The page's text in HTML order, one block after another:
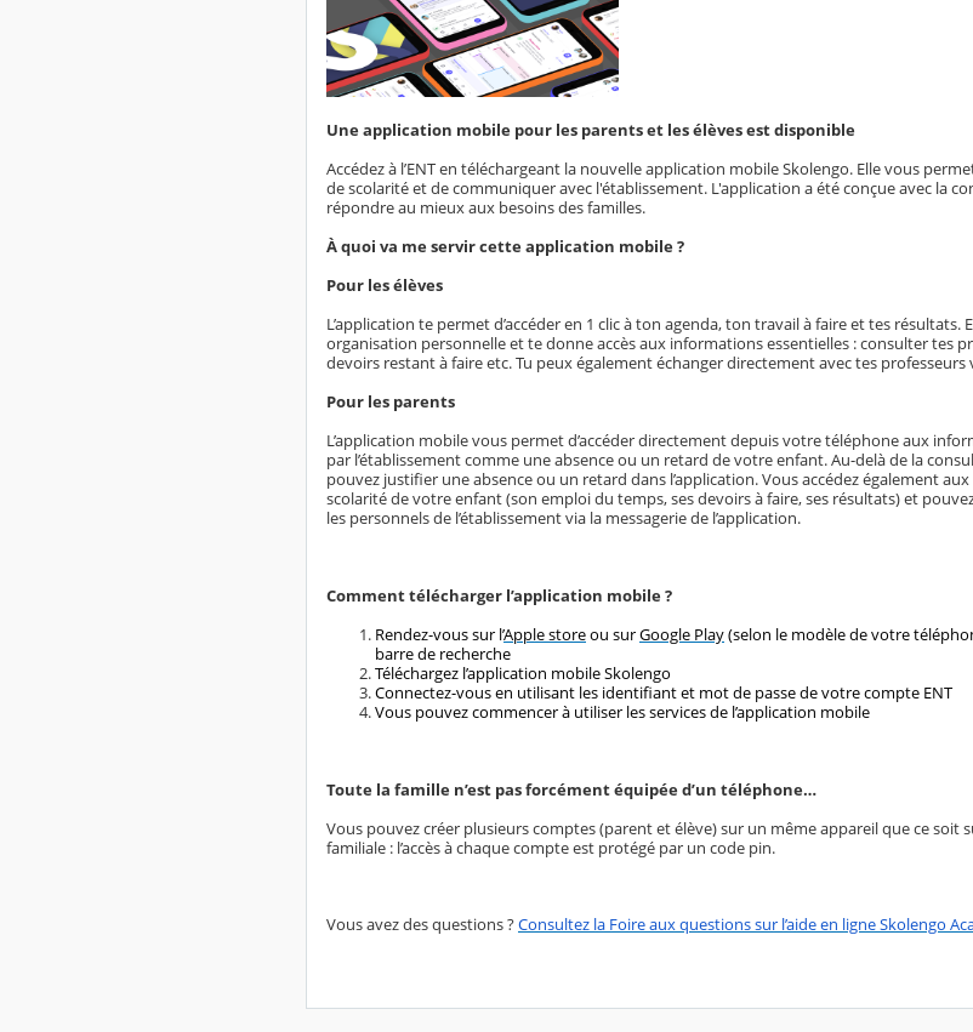
Une application mobile pour les parents et les élèves est disponible
Accédez à l’ENT en téléchargeant la nouvelle application mobile Skolengo. Elle vous
de scolarité et de communiquer avec l'établissement. L'application a été conçue avec la
répondre au mieux aux besoins des familles.
À quoi va me servir cette application mobile ?
Pour les élèves
L’application te permet d’accéder en 1 clic à ton agenda, ton travail à faire et tes résultats.
organisation personnelle et te donne accès aux informations essentielles : consulter tes
devoirs restant à faire etc. Tu peux également échanger directement avec tes professeurs
Pour les parents
L’application mobile vous permet d’accéder directement depuis votre téléphone aux
par l’établissement comme une absence ou un retard de votre enfant. Au-delà de la
pouvez justifier une absence ou un retard dans l’application. Vous accédez également
scolarité de votre enfant (son emploi du temps, ses devoirs à faire, ses résultats) et
les personnels de l’établissement via la messagerie de l’application.
Comment télécharger l’application mobile ?
Rendez-vous sur l’Apple storeou surGoogle Play(selon le modèle de votre
barre de recherche
Téléchargez l’application mobile Skolengo
Connectez-vous en utilisant les identifiant et mot de passe de votre compte ENT
Vous pouvez commencer à utiliser les services de l’application mobile
Toute la famille n’est pas forcément équipée d’un téléphone…
Vous pouvez créer plusieurs comptes (parent et élève) sur un même appareil que ce
familiale : l’accès à chaque compte est protégé par un code pin.
Vous avez des questions ?Consultez la Foire aux questions sur l’aide en ligne Skolengo